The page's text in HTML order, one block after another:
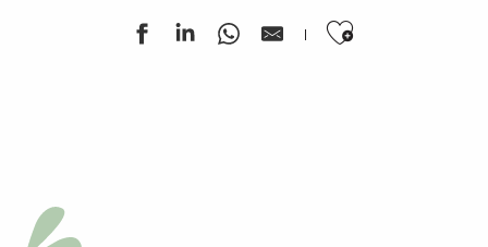
Ajouter
Festival de la randonnée